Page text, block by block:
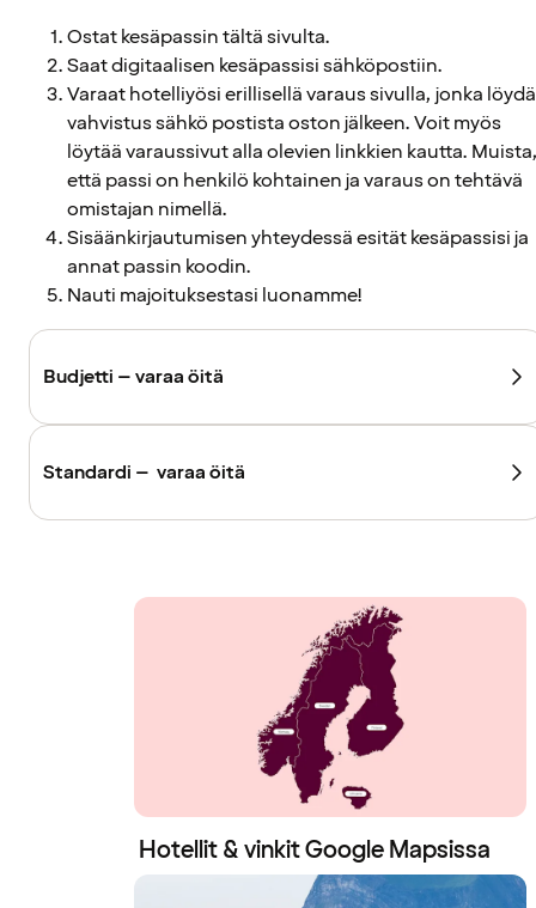
Ostat kesäpassin tältä sivulta.
Saat digitaalisen kesäpassisi sähköpostiin.
Varaat hotelliyösi erillisellä varaus sivulla, jonka
vahvistus sähkö postista oston jälkeen. Voit myös
löytää varaussivut alla olevien linkkien kautta.
että passi on henkilö kohtainen ja varaus on tehtävä
omistajan nimellä.
Sisäänkirjautumisen yhteydessä esität kesäpassisi ja
annat passin koodin.
Nauti majoituksestasi luonamme!
Budjetti – varaa öitä
Standardi – varaa öitä
Hotellit & vinkit Google Mapsissa